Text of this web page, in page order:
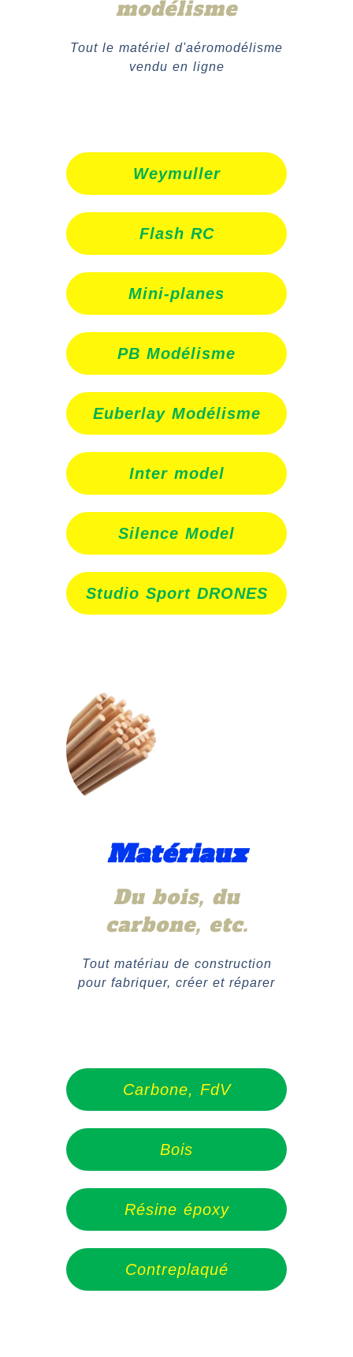
modélisme
Tout le matériel d'aéromodélisme
vendu en ligne
Weymuller
Flash RC
Mini-planes
PB Modélisme
Euberlay Modélisme
Inter model
Silence Model
Studio Sport DRONES
Matériaux
Du bois, du
carbone, etc.
Tout matériau de construction
pour fabriquer, créer et réparer
Carbone, FdV
Bois
Résine époxy
Contreplaqué